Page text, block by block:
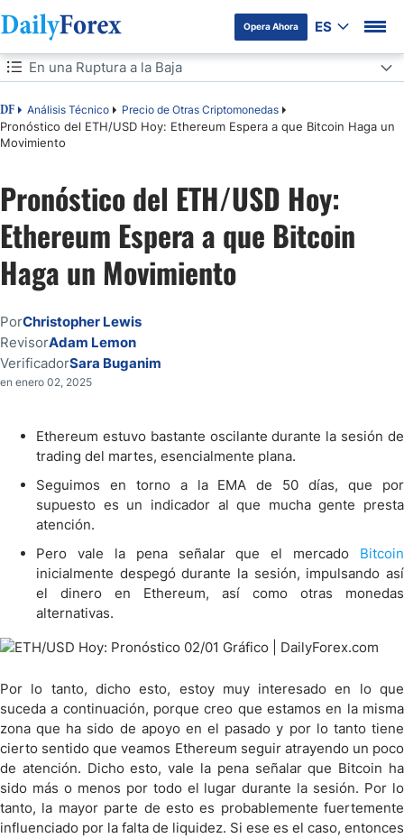
Opera Ahora ES
Tabla de contenidos
DF Análisis Técnico Precio de Otras Criptomonedas
Pronóstico del ETH/USD Hoy: Ethereum Espera a que Bitcoin Haga un
Movimiento
En una Ruptura a la Baja
En una Ruptura a la Baja
Pronóstico del ETH/USD Hoy:
Ethereum Espera a que Bitcoin
Haga un Movimiento
PorChristopher Lewis
RevisorAdam Lemon
VerificadorSara Buganim
en enero 02, 2025
Ethereum estuvo bastante oscilante durante la sesión de
trading del martes, esencialmente plana.
Seguimos en torno a la EMA de 50 días, que por
supuesto es un indicador al que mucha gente presta
atención.
Pero vale la pena señalar que el mercado Bitcoin
inicialmente despegó durante la sesión, impulsando así
el dinero en Ethereum, así como otras monedas
alternativas.
Por lo tanto, dicho esto, estoy muy interesado en lo que
suceda a continuación, porque creo que estamos en la misma
zona que ha sido de apoyo en el pasado y por lo tanto tiene
cierto sentido que veamos Ethereum seguir atrayendo un poco
de atención. Dicho esto, vale la pena señalar que Bitcoin ha
sido más o menos por todo el lugar durante la sesión. Por lo
tanto, la mayor parte de esto es probablemente fuertemente
influenciado por la falta de liquidez. Si ese es el caso, entonces